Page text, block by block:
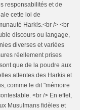
responsabilités et de
cette loi de
Harkis.<br /> <br
discours ou langage,
diverses et variées
réellement prises
que de la poudre aux
attentes des Harkis et
comme le dit "mémoire
<br /> En effet,
Musulmans fidèles et